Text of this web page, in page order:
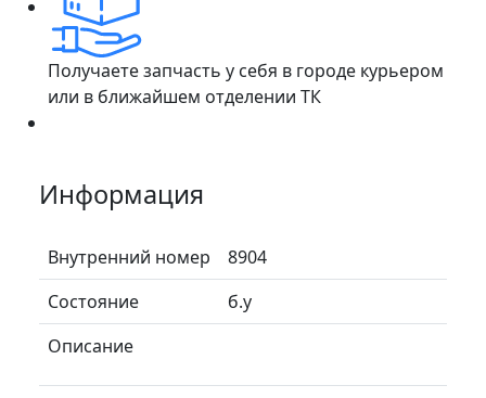
Получаете запчасть у себя в городе курьером
или в ближайшем отделении ТК
Информация
Внутренний номер
8904
Состояние
б.у
Описание